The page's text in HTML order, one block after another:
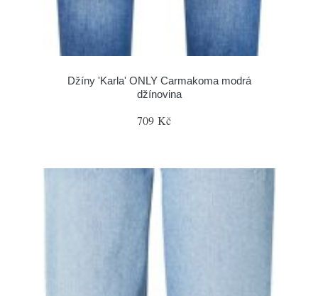
Džíny 'Karla' ONLY Carmakoma modrá
džínovina
709 Kč